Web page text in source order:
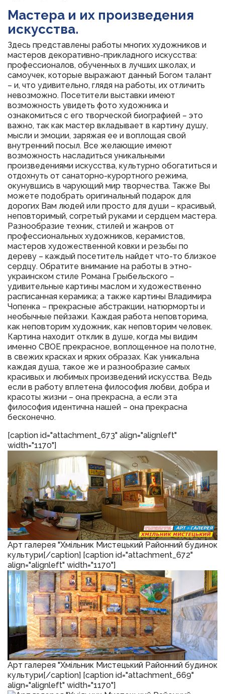
Мастера и их произведения
искусства.
Здесь представлены работы многих художников и
мастеров декоративно-прикладного искусства:
профессионалов, обученных в лучших школах, и
самоучек, которые выражают данный Богом талант
– и, что удивительно, глядя на работы, их отличить
невозможно. Посетители выставки имеют
возможность увидеть фото художника и
ознакомиться с его творческой биографией – это
важно, так как мастер вкладывает в картину душу,
мысли и эмоции, заряжая ее и воплощая свой
внутренний посыл. Все желающие имеют
возможность насладиться уникальными
произведениями искусства, культурно обогатиться и
отдохнуть от санаторно-курортного режима,
окунувшись в чарующий мир творчества. Также Вы
можете подобрать оригинальный подарок для
дорогих Вам людей или просто для души – красивый,
неповторимый, согретый руками и сердцем мастера.
Разнообразие техник, стилей и жанров от
профессиональных художников, керамистов,
мастеров художественной ковки и резьбы по
дереву – каждый посетитель найдет что-то близкое
сердцу. Обратите внимание на работы в этно-
украинском стиле Романа Грыбельского –
удивительные картины маслом и художественно
расписанная керамика; а также картины Владимира
Чопенка – прекрасные абстракции, натюрморты и
необычные пейзажи. Каждая работа неповторима,
как неповторим художник, как неповторим человек.
Картина находит отклик в душе, когда мы видим
именно СВОЕ прекрасное, воплощенное на полотне,
в свежих красках и ярких образах. Как уникальна
каждая душа, такое же и разнообразие самых
красивых и любимых произведений искусства. Ведь
если в работу вплетена философия любви, добра и
красоты жизни – она прекрасна, а если эта
философия идентична нашей – она прекрасна
бесконечно.
[caption id="attachment_673" align="alignleft"
width="1170"]
Арт галерея "Хмільник Мистецький Районний будинок
культури[/caption] [caption id="attachment_672"
align="alignleft" width="1170"]
Арт галерея "Хмільник Мистецький Районний будинок
культури[/caption] [caption id="attachment_669"
align="alignleft" width="1170"]